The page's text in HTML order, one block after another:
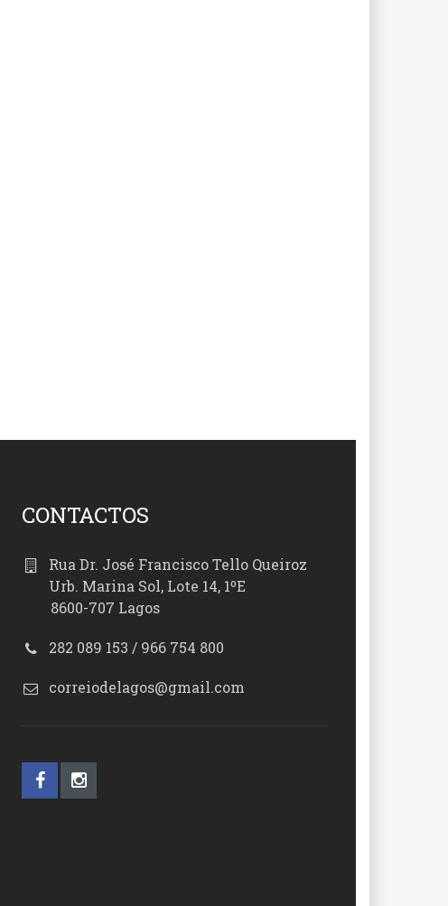
CONTACTOS
Rua Dr. José Francisco Tello Queiroz
Urb. Marina Sol, Lote 14, 1ºE
8600-707 Lagos
282 089 153 / 966 754 800
correiodelagos@gmail.com